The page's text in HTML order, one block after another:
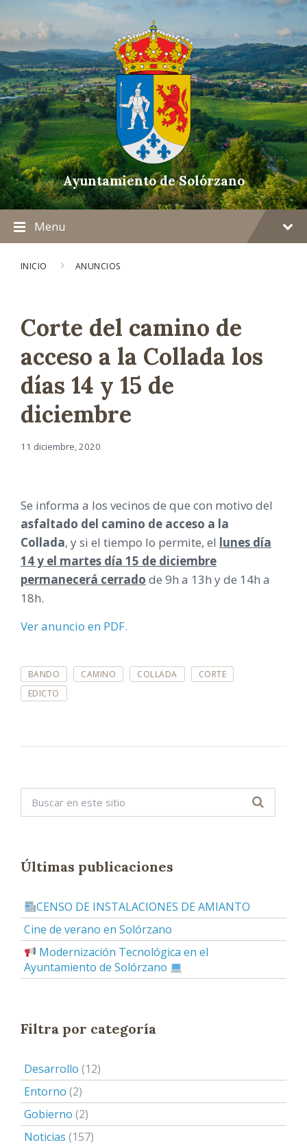
Ayuntamiento de Solórzano
Menu
INICIO ANUNCIOS
Corte del camino de
acceso a la Collada los
días 14 y 15 de
diciembre
11 diciembre, 2020
Se informa a los vecinos de que con motivo del
asfaltado del camino de acceso a la
Collada, y si el tiempo lo permite, el lunes día
14 y el martes día 15 de diciembre
permanecerá cerrado de 9h a 13h y de 14h a
18h.
Ver anuncio en PDF.
E
T
Q
A
BANDO CAMINO COLLADA
CORTE
EDICTO
Últimas publicaciones
CENSO DE INSTALACIONES DE AMIANTO
Cine de verano en Solórzano
Modernización Tecnológica en el
Ayuntamiento de Solórzano
Filtra por categoría
Desarrollo (12)
Entorno (2)
Gobierno (2)
Noticias (157)